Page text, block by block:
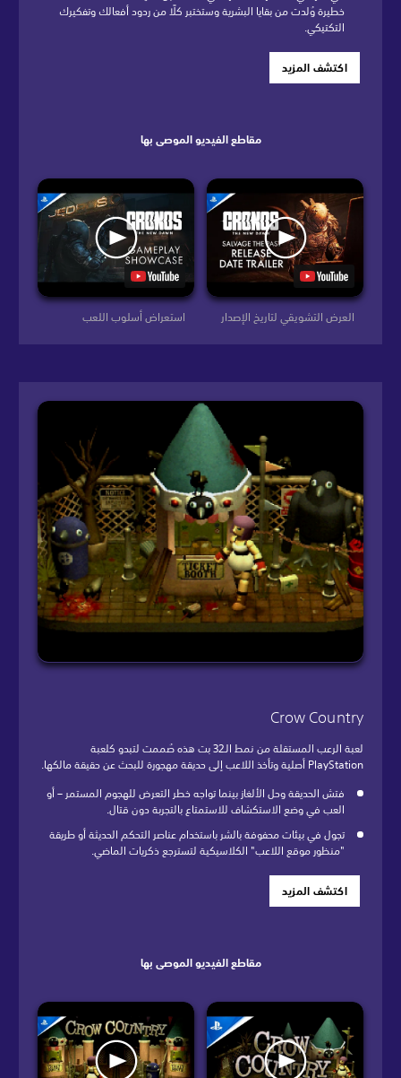
خطيرة وُلدت من بقايا البشرية وستختبر كلًا من ردود أفعالك وتفكيرك
التكتيكي.
اكتشف المزيد
مقاطع الفيديو الموصى بها
استعراض أسلوب اللعب العرض التشويقي لتاريخ الإصدار
Crow Country
لعبة الرعب المستقلة من نمط الـ32 بت هذه صُممت لتبدو كلعبة
PlayStation أصلية وتأخذ اللاعب إلى حديقة مهجورة للبحث عن حقيقة مالكها.
فتش الحديقة وحل الألغاز بينما تواجه خطر التعرض للهجوم المستمر – أو
العب في وضع الاستكشاف للاستمتاع بالتجربة دون قتال.
تجول في بيئات محفوفة بالشر باستخدام عناصر التحكم الحديثة أو طريقة
"منظور موقع اللاعب" الكلاسيكية لتسترجع ذكريات الماضي.
اكتشف المزيد
مقاطع الفيديو الموصى بها